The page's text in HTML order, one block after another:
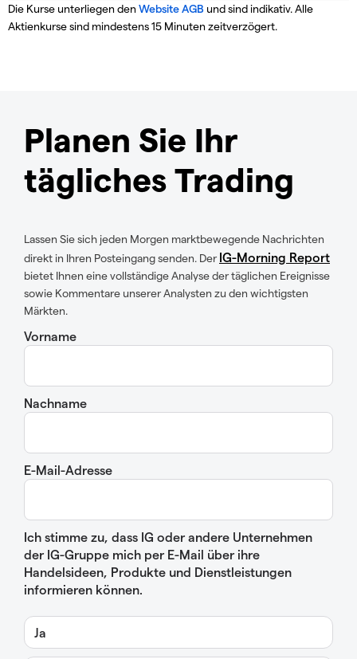
Die Kurse unterliegen den Website AGB und sind indikativ. Alle
Aktienkurse sind mindestens 15 Minuten zeitverzögert.
Planen Sie Ihr
tägliches Trading
Lassen Sie sich jeden Morgen marktbewegende Nachrichten
direkt in Ihren Posteingang senden. Der IG-Morning Report
bietet Ihnen eine vollständige Analyse der täglichen Ereignisse
sowie Kommentare unserer Analysten zu den wichtigsten
Märkten.
Vorname
Nachname
E-Mail-Adresse
Ich stimme zu, dass IG oder andere Unternehmen
der IG-Gruppe mich per E-Mail über ihre
Handelsideen, Produkte und Dienstleistungen
informieren können.
Ja